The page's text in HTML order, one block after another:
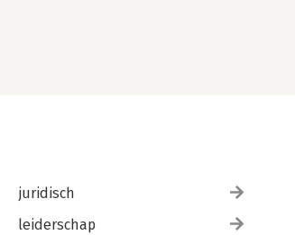
juridisch
leiderschap